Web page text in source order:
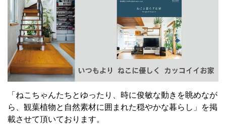
「ねこちゃんたちとゆったり、時に俊敏な動きを眺めなが
ら、観葉植物と自然素材に囲まれた穏やかな暮らし」を掲
載させて頂いております。